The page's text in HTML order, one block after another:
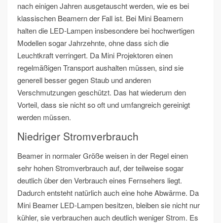
nach einigen Jahren ausgetauscht werden, wie es bei
klassischen Beamern der Fall ist. Bei Mini Beamern
halten die LED-Lampen insbesondere bei hochwertigen
Modellen sogar Jahrzehnte, ohne dass sich die
Leuchtkraft verringert. Da Mini Projektoren einen
regelmäßigen Transport aushalten müssen, sind sie
generell besser gegen Staub und anderen
Verschmutzungen geschützt. Das hat wiederum den
Vorteil, dass sie nicht so oft und umfangreich gereinigt
werden müssen.
Niedriger Stromverbrauch
Beamer in normaler Größe weisen in der Regel einen
sehr hohen Stromverbrauch auf, der teilweise sogar
deutlich über den Verbrauch eines Fernsehers liegt.
Dadurch entsteht natürlich auch eine hohe Abwärme. Da
Mini Beamer LED-Lampen besitzen, bleiben sie nicht nur
kühler, sie verbrauchen auch deutlich weniger Strom. Es